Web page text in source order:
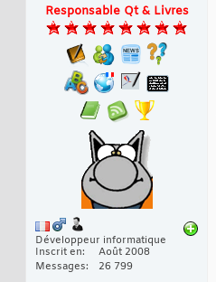
Responsable Qt & Livres
Développeur informatique
Inscrit en
Août 2008
Messages
26 799